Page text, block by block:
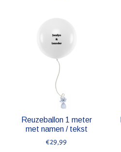
Reuzeballon 1 meter
met namen / tekst
€29,99